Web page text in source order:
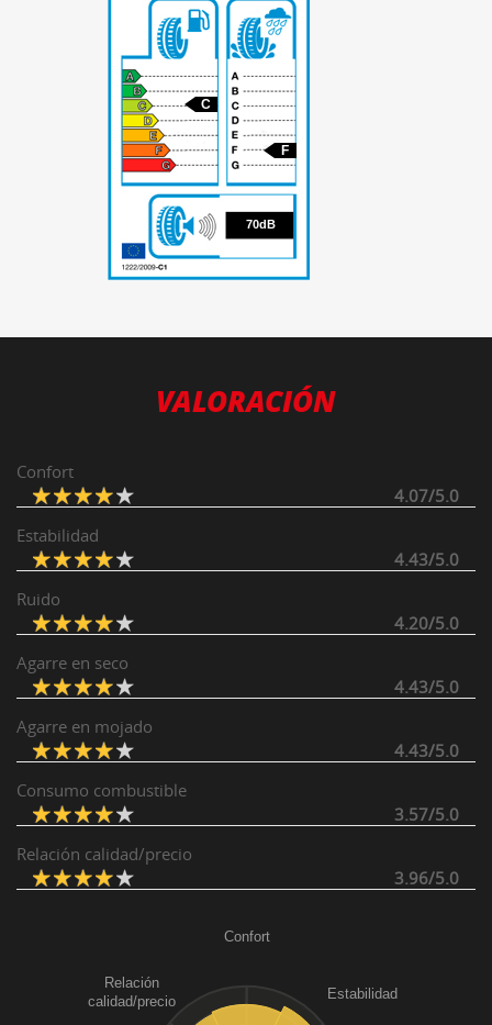
70
C
F
70dB
VALORACIÓN
Confort
4.07/5.0
Estabilidad
4.43/5.0
Ruido
4.20/5.0
Agarre en seco
4.43/5.0
Agarre en mojado
4.43/5.0
Consumo combustible
3.57/5.0
Relación calidad/precio
3.96/5.0
Confort
Estabilidad
Relación
calidad/precio